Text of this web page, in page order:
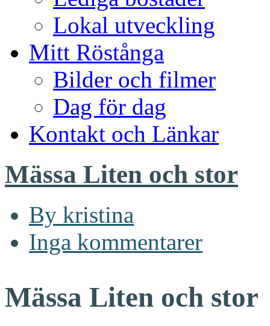
Lokal utveckling
Mitt Röstånga
Bilder och filmer
Dag för dag
Kontakt och Länkar
Mässa Liten och stor
By kristina
Inga kommentarer
Mässa Liten och stor